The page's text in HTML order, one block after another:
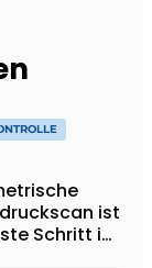
ist
Schritt in